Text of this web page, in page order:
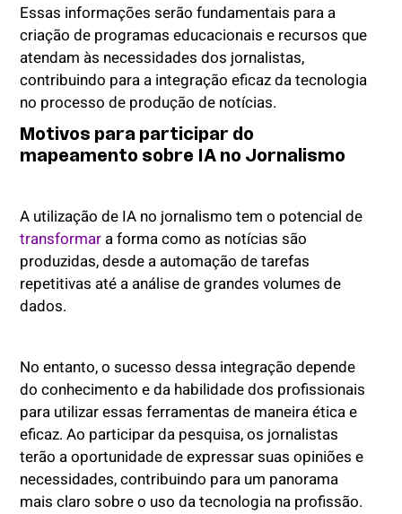
Essas informações serão fundamentais para a
criação de programas educacionais e recursos que
atendam às necessidades dos jornalistas,
contribuindo para a integração eficaz da tecnologia
no processo de produção de notícias.
Motivos para participar do
mapeamento sobre IA no Jornalismo
A utilização de IA no jornalismo tem o potencial de
transformar a forma como as notícias são
produzidas, desde a automação de tarefas
repetitivas até a análise de grandes volumes de
dados.
No entanto, o sucesso dessa integração depende
do conhecimento e da habilidade dos profissionais
para utilizar essas ferramentas de maneira ética e
eficaz. Ao participar da pesquisa, os jornalistas
terão a oportunidade de expressar suas opiniões e
necessidades, contribuindo para um panorama
mais claro sobre o uso da tecnologia na profissão.